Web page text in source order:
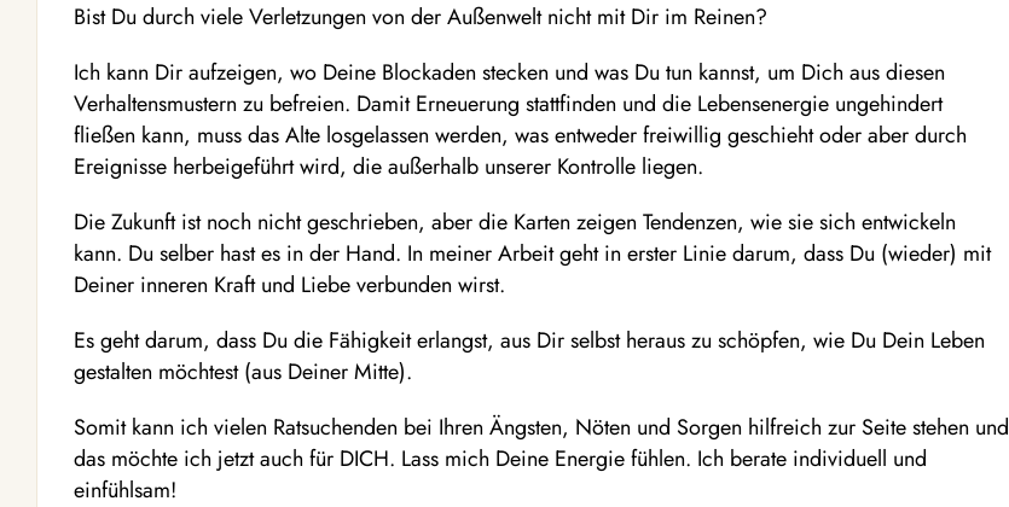
Bist Du durch viele Verletzungen von der Außenwelt nicht mit Dir im Reinen?
Ich kann Dir aufzeigen, wo Deine Blockaden stecken und was Du tun kannst, um Dich aus diesen
Verhaltensmustern zu befreien. Damit Erneuerung stattfinden und die Lebensenergie ungehindert
fließen kann, muss das Alte losgelassen werden, was entweder freiwillig geschieht oder aber durch
Ereignisse herbeigeführt wird, die außerhalb unserer Kontrolle liegen.
Die Zukunft ist noch nicht geschrieben, aber die Karten zeigen Tendenzen, wie sie sich entwickeln
kann. Du selber hast es in der Hand. In meiner Arbeit geht in erster Linie darum, dass Du (wieder) mit
Deiner inneren Kraft und Liebe verbunden wirst.
Es geht darum, dass Du die Fähigkeit erlangst, aus Dir selbst heraus zu schöpfen, wie Du Dein Leben
gestalten möchtest (aus Deiner Mitte).
Somit kann ich vielen Ratsuchenden bei Ihren Ängsten, Nöten und Sorgen hilfreich zur Seite stehen und
das möchte ich jetzt auch für DICH. Lass mich Deine Energie fühlen. Ich berate individuell und
einfühlsam!